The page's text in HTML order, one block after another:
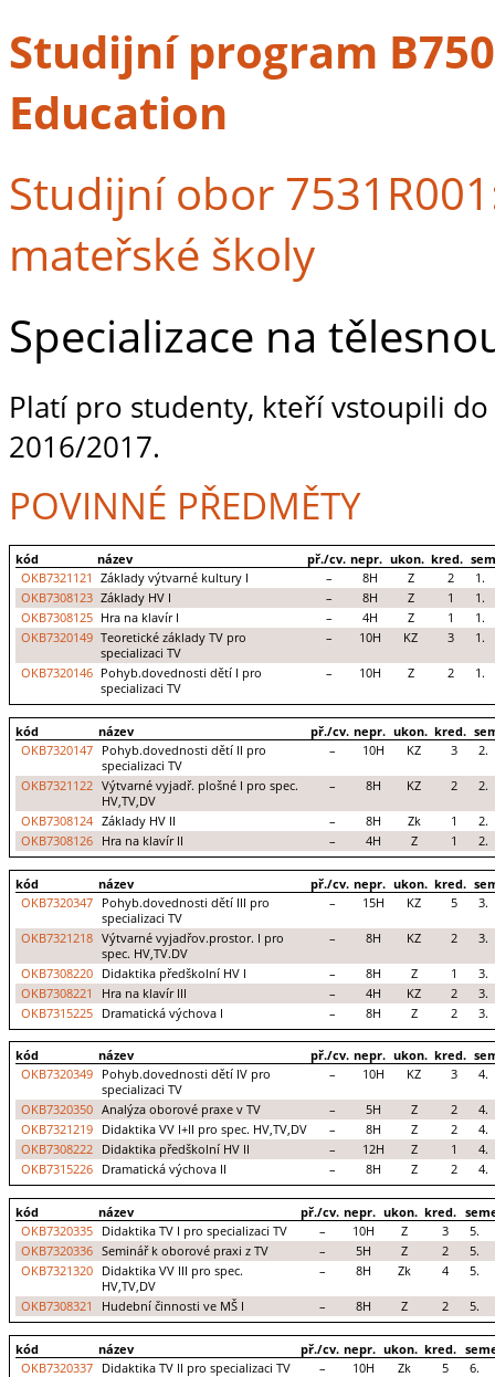
Studijní program
Education
Studijní obor
mateřské školy
Specializace na
Platí pro studenty, kteří vstoupili
2016/2017.
POVINNÉ PŘEDMĚTY
kód název př./cv. nepr. ukon. kred.
OKB7321121
Základy výtvarné kultury I – 8H Z 2
1.
OKB7308123 Základy HV I – 8H Z 1
1.
OKB7308125
Hra na klavír I – 4H Z 1
1.
OKB7320149 Teoretické základy TV pro
specializaci TV
– 10H KZ 3 1.
OKB7320146
Pohyb.dovednosti dětí I pro
specializaci TV
– 10H Z 2 1.
kód název př./cv. nepr. ukon. kred.
OKB7320147
Pohyb.dovednosti dětí II pro
specializaci TV
– 10H KZ 3 2.
OKB7321122 Výtvarné vyjadř. plošné I pro spec.
HV,TV,DV
– 8H KZ 2 2.
OKB7308124 Základy HV II – 8H Zk 1
2.
OKB7308126
Hra na klavír II – 4H Z 1 2.
kód název př./cv. nepr. ukon. kred.
OKB7320347
Pohyb.dovednosti dětí III pro
specializaci TV
– 15H KZ 5 3.
OKB7321218 Výtvarné vyjadřov.prostor. I pro
spec. HV,TV.DV
– 8H KZ 2 3.
OKB7308220 Didaktika předškolní HV I – 8H Z 1
3.
OKB7308221
Hra na klavír III – 4H KZ 2
3.
OKB7315225
Dramatická výchova I – 8H Z 2 3.
kód název př./cv. nepr. ukon. kred.
OKB7320349
Pohyb.dovednosti dětí IV pro
specializaci TV
– 10H KZ 3 4.
OKB7320350 Analýza oborové praxe v TV – 5H Z 2
4.
OKB7321219
Didaktika VV I+II pro spec. HV,TV,DV – 8H Z 2
4.
OKB7308222
Didaktika předškolní HV II – 12H Z 1
4.
OKB7315226
Dramatická výchova II – 8H Z 2 4.
kód název př./cv. nepr. ukon. kred.
OKB7320335
Didaktika TV I pro specializaci TV – 10H Z 3
5.
OKB7320336 Seminář k oborové praxi z TV – 5H Z 2
5.
OKB7321320
Didaktika VV III pro spec.
HV,TV,DV
– 8H Zk 4 5.
OKB7308321 Hudební činnosti ve MŠ I – 8H Z 2 5.
kód název př./cv. nepr. ukon. kred.
OKB7320337
Didaktika TV II pro specializaci TV – 10H Zk 5
6.